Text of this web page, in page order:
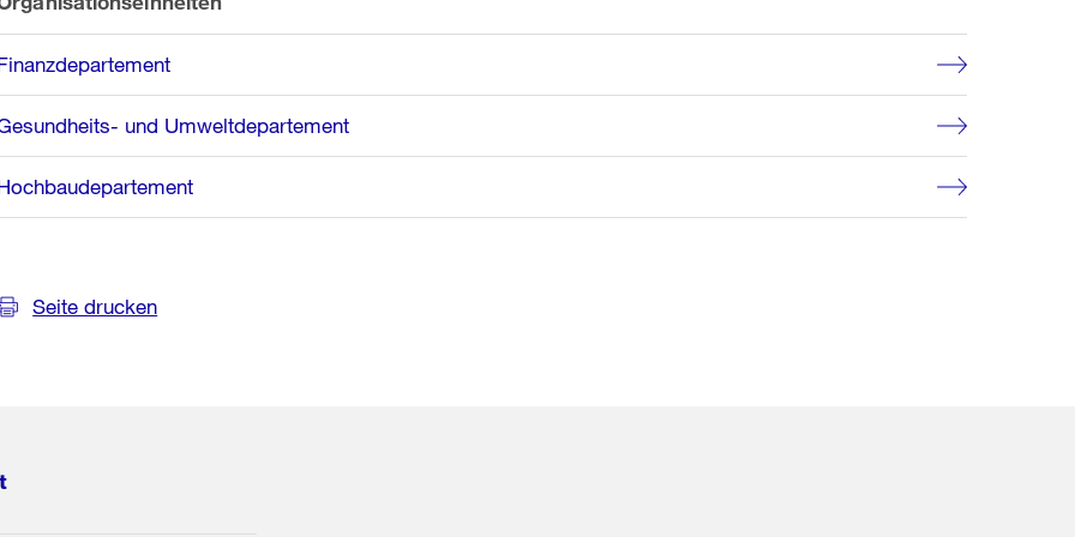
und Umweltdepartement
Seite drucken